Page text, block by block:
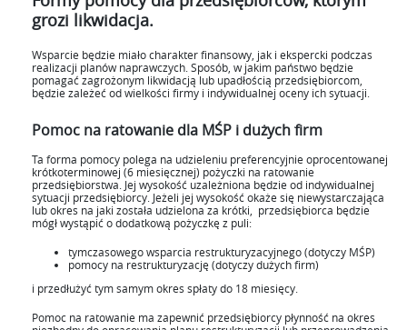
grozi likwidacja.
Wsparcie będzie miało charakter finansowy, jak i ekspercki podczas
realizacji planów naprawczych. Sposób, w jakim państwo będzie
pomagać zagrożonym likwidacją lub upadłością przedsiębiorcom,
będzie zależeć od wielkości firmy i indywidualnej oceny ich sytuacji.
Pomoc na ratowanie dla MŚP i dużych firm
Ta forma pomocy polega na udzieleniu preferencyjnie oprocentowanej
krótkoterminowej (6 miesięcznej) pożyczki na ratowanie
przedsiębiorstwa. Jej wysokość uzależniona będzie od indywidualnej
sytuacji przedsiębiorcy. Jeżeli jej wysokość okaże się niewystarczająca
lub okres na jaki została udzielona za krótki, przedsiębiorca będzie
mógł wystąpić o dodatkową pożyczkę z puli:
tymczasowego wsparcia restrukturyzacyjnego (dotyczy MŚP)
pomocy na restrukturyzację (dotyczy dużych firm)
i przedłużyć tym samym okres spłaty do 18 miesięcy.
Pomoc na ratowanie ma zapewnić przedsiębiorcy płynność na okres